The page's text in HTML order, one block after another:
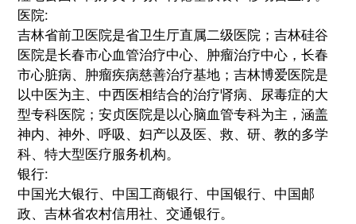
医院:
吉林省前卫医院是省卫生厅直属二级医院；吉林硅谷
医院是长春市心血管治疗中心、肿瘤治疗中心，长春
市心脏病、肿瘤疾病慈善治疗基地；吉林博爱医院是
以中医为主、中西医相结合的治疗肾病、尿毒症的大
型专科医院；安贞医院是以心脑血管专科为主，涵盖
神内、神外、呼吸、妇产以及医、救、研、教的多学
科、特大型医疗服务机构。
银行:
中国光大银行、中国工商银行、中国银行、中国邮
政、吉林省农村信用社、交通银行。